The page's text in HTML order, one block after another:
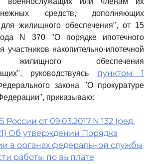
средств, дополняющих
для жилищного обеспечения", от 15
N 370 "О порядке ипотечного
участников накопительно-ипотечной
жилищного обеспечения
руководствуясь пунктом 1
закона "О прокуратуре
приказываю:
от 09.03.2017 N 132 (ред.
Об утверждении Порядка
в органах федеральной службы
работы по выплате